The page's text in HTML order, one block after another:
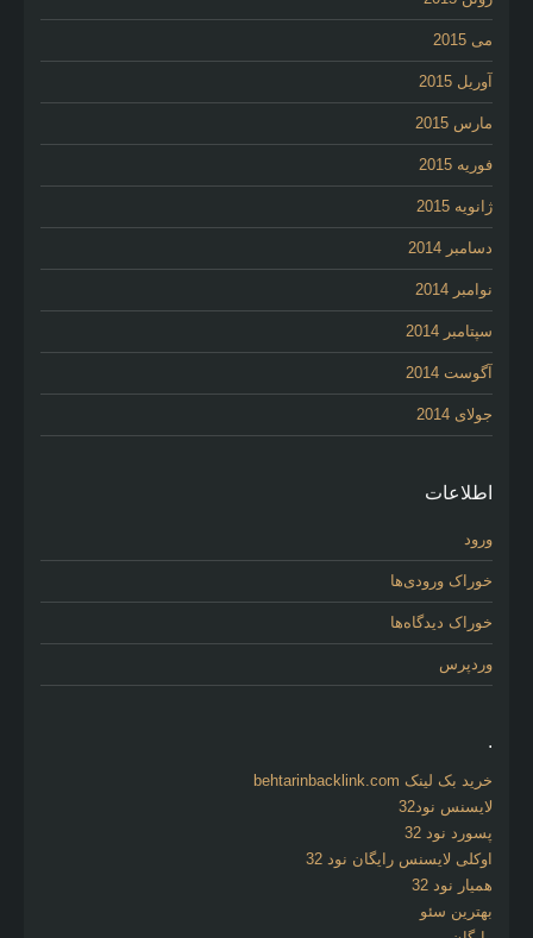
می 2015
آوریل 2015
مارس 2015
فوریه 2015
ژانویه 2015
دسامبر 2014
نوامبر 2014
سپتامبر 2014
آگوست 2014
جولای 2014
اطلاعات
ورود
خوراک ورودی‌ها
خوراک دیدگاه‌ها
وردپرس
.
خرید بک لینک behtarinbacklink.com
لایسنس نود32
پسورد نود 32
اوکلی لایسنس رایگان نود 32
همیار نود 32
بهترین سئو